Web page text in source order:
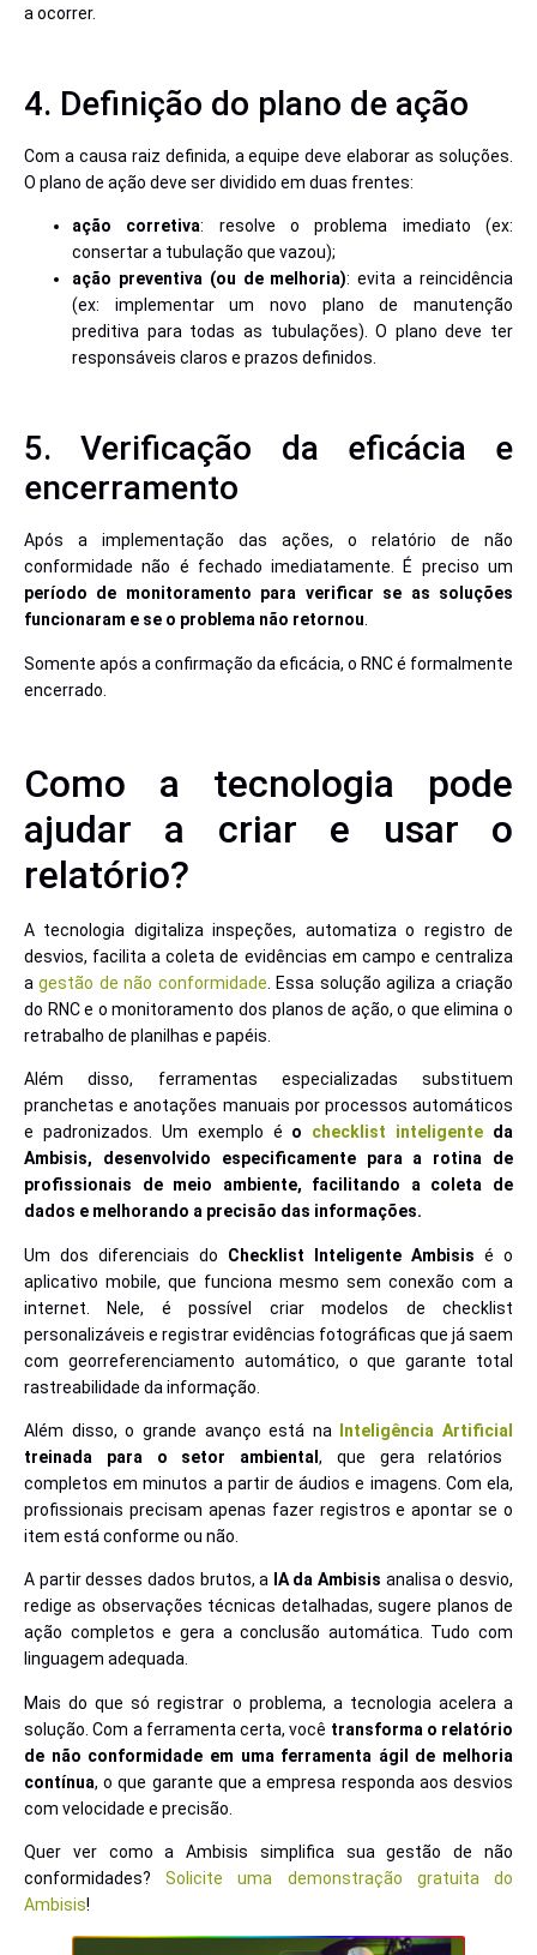
a ocorrer.
4. Definição do plano de ação
Com a causa raiz definida, a equipe deve elaborar as soluções.
O plano de ação deve ser dividido em duas frentes:
ação corretiva: resolve o problema imediato (ex:
consertar a tubulação que vazou);
ação preventiva (ou de melhoria): evita a reincidência
(ex: implementar um novo plano de manutenção
preditiva para todas as tubulações). O plano deve ter
responsáveis claros e prazos definidos.
5. Verificação da eficácia e
encerramento
Após a implementação das ações, o relatório de não
conformidade não é fechado imediatamente. É preciso um
período de monitoramento para verificar se as soluções
funcionaram e se o problema não retornou.
Somente após a confirmação da eficácia, o RNC é formalmente
encerrado.
Como a tecnologia pode
ajudar a criar e usar o
relatório?
A tecnologia digitaliza inspeções, automatiza o registro de
desvios, facilita a coleta de evidências em campo e centraliza
agestão de não conformidade . Essa solução agiliza a criação
do RNC e o monitoramento dos planos de ação, o que elimina o
retrabalho de planilhas e papéis.
Além disso, ferramentas especializadas substituem
pranchetas e anotações manuais por processos automáticos
e padronizados. Um exemplo é o checklist inteligente da
Ambisis, desenvolvido especificamente para a rotina de
profissionais de meio ambiente, facilitando a coleta de
dados e melhorando a precisão das informações.
Um dos diferenciais do Checklist Inteligente Ambisis é o
aplicativo mobile, que funciona mesmo sem conexão com a
internet. Nele, é possível criar modelos de checklist
personalizáveis e registrar evidências fotográficas que já saem
com georreferenciamento automático, o que garante total
rastreabilidade da informação.
Além disso, o grande avanço está na
Inteligência Artificial
treinada para o setor ambiental , que gera relatórios
completos em minutos a partir de áudios e imagens. Com ela,
profissionais precisam apenas fazer registros e apontar se o
item está conforme ou não.
A partir desses dados brutos, a IA da Ambisis analisa o desvio,
redige as observações técnicas detalhadas, sugere planos de
ação completos e gera a conclusão automática. Tudo com
linguagem adequada.
Mais do que só registrar o problema, a tecnologia acelera a
solução. Com a ferramenta certa, você transforma o relatório
de não conformidade em uma ferramenta ágil de melhoria
contínua, o que garante que a empresa responda aos desvios
com velocidade e precisão.
Quer ver como a Ambisis simplifica sua gestão de não
conformidades?Solicite uma demonstração gratuita do
Ambisis!